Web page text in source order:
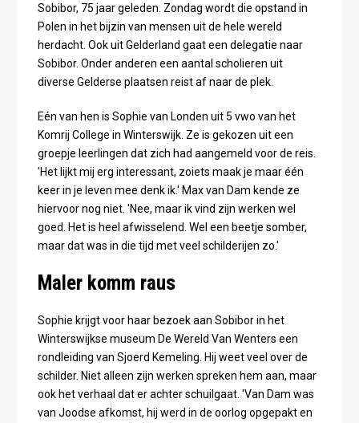
Sobibor, 75 jaar geleden. Zondag wordt die opstand in
Polen in het bijzin van mensen uit de hele wereld
herdacht. Ook uit Gelderland gaat een delegatie naar
Sobibor. Onder anderen een aantal scholieren uit
diverse Gelderse plaatsen reist af naar de plek.
Eén van hen is Sophie van Londen uit 5 vwo van het
Komrij College in Winterswijk. Ze is gekozen uit een
groepje leerlingen dat zich had aangemeld voor de reis.
'Het lijkt mij erg interessant, zoiets maak je maar één
keer in je leven mee denk ik.' Max van Dam kende ze
hiervoor nog niet. 'Nee, maar ik vind zijn werken wel
goed. Het is heel afwisselend. Wel een beetje somber,
maar dat was in die tijd met veel schilderijen zo.'
Maler komm raus
Sophie krijgt voor haar bezoek aan Sobibor in het
Winterswijkse museum De Wereld Van Wenters een
rondleiding van Sjoerd Kemeling. Hij weet veel over de
schilder. Niet alleen zijn werken spreken hem aan, maar
ook het verhaal dat er achter schuilgaat. 'Van Dam was
van Joodse afkomst, hij werd in de oorlog opgepakt en